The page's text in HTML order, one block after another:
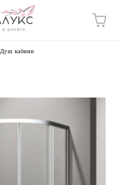
Душ кабини